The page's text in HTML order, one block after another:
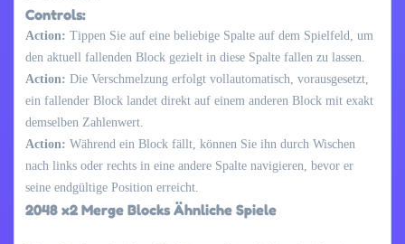
Controls:
Action: Tippen Sie auf eine beliebige Spalte auf dem Spielfeld, um
den aktuell fallenden Block gezielt in diese Spalte fallen zu lassen.
Action: Die Verschmelzung erfolgt vollautomatisch, vorausgesetzt,
ein fallender Block landet direkt auf einem anderen Block mit exakt
demselben Zahlenwert.
Action: Während ein Block fällt, können Sie ihn durch Wischen
nach links oder rechts in eine andere Spalte navigieren, bevor er
seine endgültige Position erreicht.
2048 x2 Merge Blocks Ähnliche Spiele